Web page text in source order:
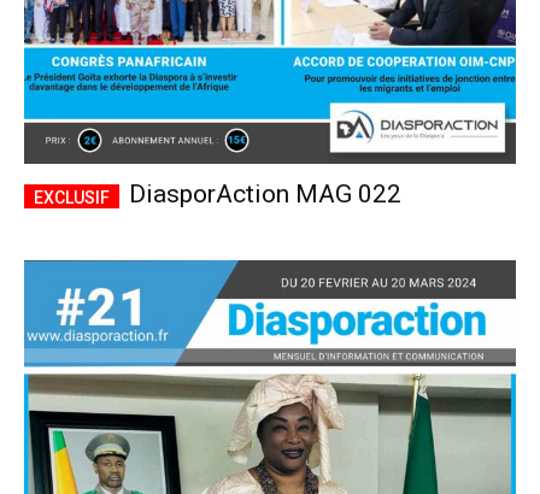
DiasporAction MAG 022